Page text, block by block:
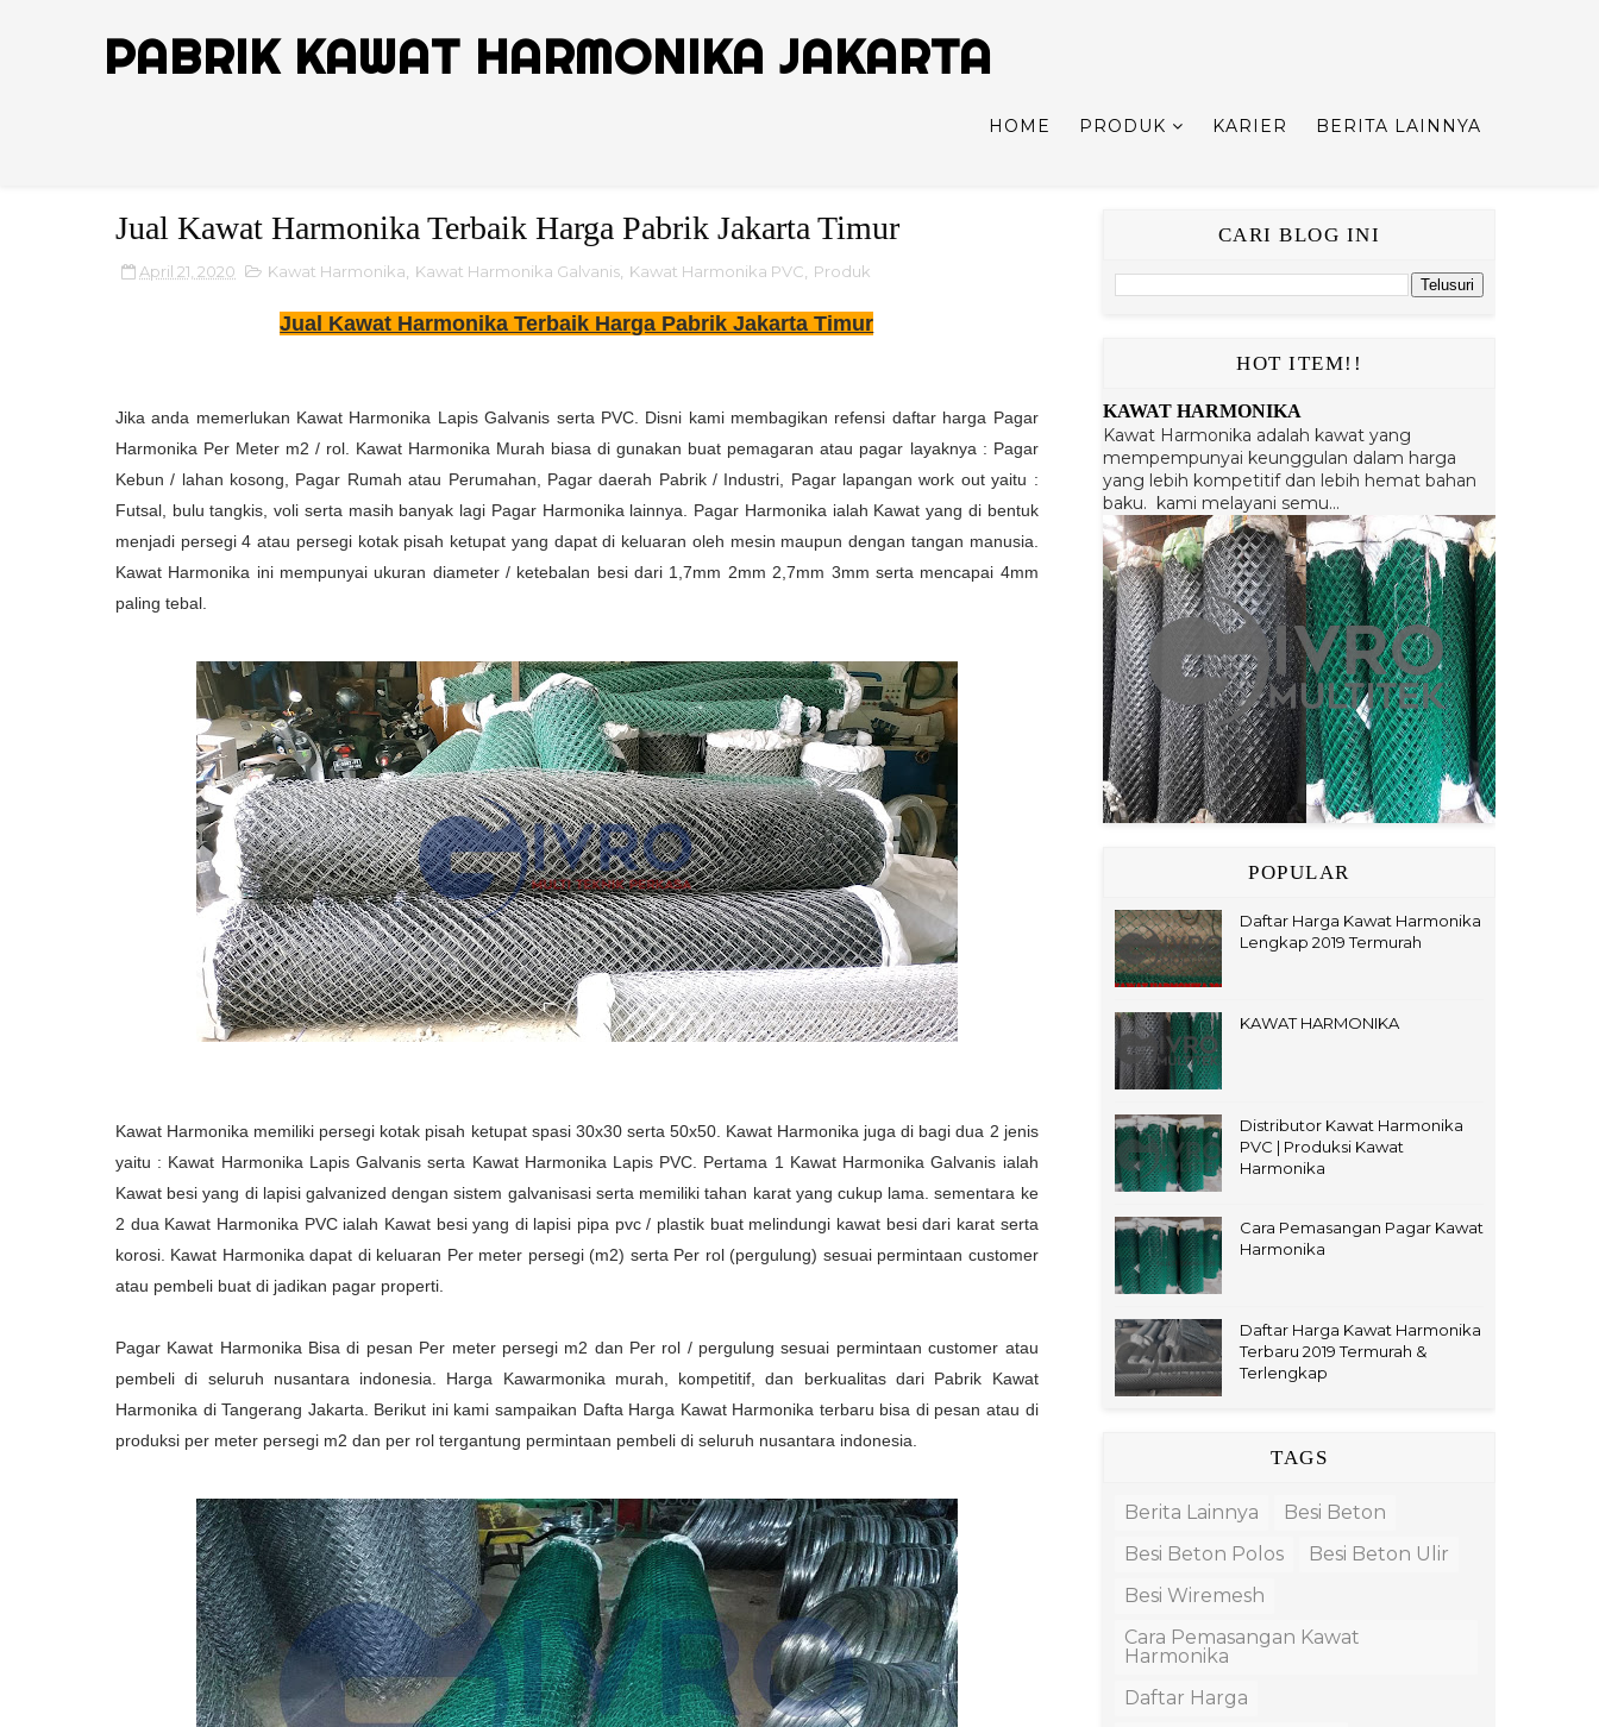
PABRIK KAWAT HARMONIKA JAKARTA
HOME PRODUK KARIER BERITA LAINNYA
Jual Kawat Harmonika Terbaik Harga Pabrik Jakarta Timur
April 21, 2020 Kawat Harmonika Kawat Harmonika Galvanis Kawat Harmonika PVC Produk
Jual Kawat Harmonika Terbaik Harga Pabrik Jakarta Timur
Jika anda memerlukan Kawat Harmonika Lapis Galvanis serta PVC. Disni kami membagikan refensi daftar harga Pagar
Harmonika Per Meter m2 / rol. Kawat Harmonika Murah biasa di gunakan buat pemagaran atau pagar layaknya : Pagar
Kebun / lahan kosong, Pagar Rumah atau Perumahan, Pagar daerah Pabrik / Industri, Pagar lapangan work out yaitu :
Futsal, bulu tangkis, voli serta masih banyak lagi Pagar Harmonika lainnya. Pagar Harmonika ialah Kawat yang di bentuk
menjadi persegi 4 atau persegi kotak pisah ketupat yang dapat di keluaran oleh mesin maupun dengan tangan manusia.
Kawat Harmonika ini mempunyai ukuran diameter / ketebalan besi dari 1,7mm 2mm 2,7mm 3mm serta mencapai 4mm
paling tebal.
Kawat Harmonika memiliki persegi kotak pisah ketupat spasi 30x30 serta 50x50. Kawat Harmonika juga di bagi dua 2 jenis
yaitu : Kawat Harmonika Lapis Galvanis serta Kawat Harmonika Lapis PVC. Pertama 1 Kawat Harmonika Galvanis ialah
Kawat besi yang di lapisi galvanized dengan sistem galvanisasi serta memiliki tahan karat yang cukup lama. sementara ke
2 dua Kawat Harmonika PVC ialah Kawat besi yang di lapisi pipa pvc / plastik buat melindungi kawat besi dari karat serta
korosi. Kawat Harmonika dapat di keluaran Per meter persegi (m2) serta Per rol (pergulung) sesuai permintaan customer
atau pembeli buat di jadikan pagar properti.
Pagar Kawat Harmonika Bisa di pesan Per meter persegi m2 dan Per rol / pergulung sesuai permintaan customer atau
pembeli di seluruh nusantara indonesia. Harga Kawarmonika murah, kompetitif, dan berkualitas dari Pabrik Kawat
Harmonika di Tangerang Jakarta. Berikut ini kami sampaikan Dafta Harga Kawat Harmonika terbaru bisa di pesan atau di
produksi per meter persegi m2 dan per rol tergantung permintaan pembeli di seluruh nusantara indonesia.
CARI BLOG INI
HOT ITEM!!
KAWAT HARMONIKA
Kawat Harmonika adalah kawat yang
mempempunyai keunggulan dalam harga
yang lebih kompetitif dan lebih hemat bahan
baku. kami melayani semu...
POPULAR
Daftar Harga Kawat Harmonika
Lengkap 2019 Termurah
KAWAT HARMONIKA
Distributor Kawat Harmonika
PVC | Produksi Kawat
Harmonika
Cara Pemasangan Pagar Kawat
Harmonika
Daftar Harga Kawat Harmonika
Terbaru 2019 Termurah &
Terlengkap
TAGS
Berita Lainnya
Besi Beton
Besi Beton Polos
Besi Beton Ulir
Besi Wiremesh
Cara Pemasangan Kawat
Harmonika
Daftar Harga